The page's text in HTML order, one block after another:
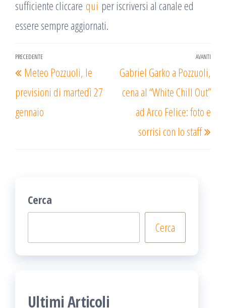
sufficiente cliccare qui per iscriversi al canale ed
essere sempre aggiornati.
Navigazione
articoli
Articolo
precedente
PRECEDENTE
Meteo Pozzuoli, le
previsioni di martedì 27
gennaio
AVANTI
Gabriel Garko a Pozzuoli,
cena al “White Chill Out”
ad Arco Felice: foto e
sorrisi con lo staff
Cerca
Cerca
Ultimi Articoli